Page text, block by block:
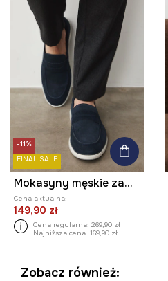
-11%
FINAL SALE
Mokasyny męskie zamszowe
Cena aktualna:
149,90 zł
Cena regularna: 269,90 zł
Najniższa cena: 169,90 zł
Zobacz również: